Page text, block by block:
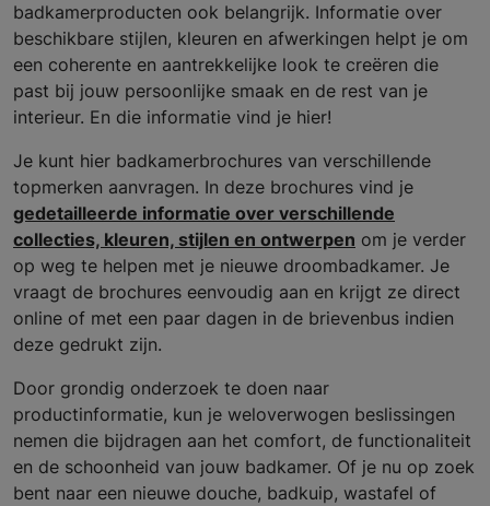
badkamerproducten ook belangrijk. Informatie over
beschikbare stijlen, kleuren en afwerkingen helpt je om
een coherente en aantrekkelijke look te creëren die
past bij jouw persoonlijke smaak en de rest van je
interieur. En die informatie vind je hier!
Je kunt hier badkamerbrochures van verschillende
topmerken aanvragen. In deze brochures vind je
gedetailleerde informatie over verschillende
collecties, kleuren, stijlen en ontwerpen om je verder
op weg te helpen met je nieuwe droombadkamer. Je
vraagt de brochures eenvoudig aan en krijgt ze direct
online of met een paar dagen in de brievenbus indien
deze gedrukt zijn.
Door grondig onderzoek te doen naar
productinformatie, kun je weloverwogen beslissingen
nemen die bijdragen aan het comfort, de functionaliteit
en de schoonheid van jouw badkamer. Of je nu op zoek
bent naar een nieuwe douche, badkuip, wastafel of